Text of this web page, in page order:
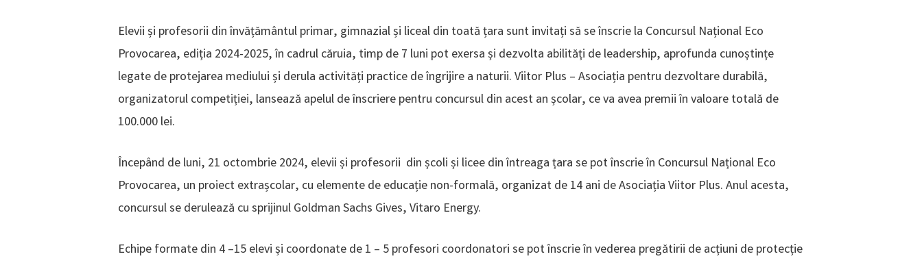
Elevii și profesorii din învățământul primar, gimnazial și liceal din toată țara sunt invitați să se înscrie la Concursul Național Eco
Provocarea, ediția 2024-2025, în cadrul căruia, timp de 7 luni pot exersa și dezvolta abilități de leadership, aprofunda cunoștințe
legate de protejarea mediului și derula activități practice de îngrijire a naturii. Viitor Plus – Asociația pentru dezvoltare durabilă,
organizatorul competiției, lansează apelul de înscriere pentru concursul din acest an școlar, ce va avea premii în valoare totală de
100.000 lei.
Începând de luni, 21 octombrie 2024, elevii și profesorii din școli și licee din întreaga țara se pot înscrie în Concursul Național Eco
Provocarea, un proiect extrașcolar, cu elemente de educație non-formală, organizat de 14 ani de Asociația Viitor Plus. Anul acesta,
concursul se derulează cu sprijinul Goldman Sachs Gives, Vitaro Energy.
Echipe formate din 4 –15 elevi și coordonate de 1 – 5 profesori coordonatori se pot înscrie în vederea pregătirii de acțiuni de protecție